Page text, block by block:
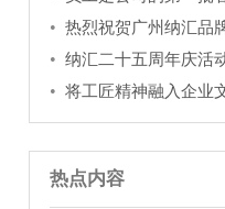
热烈祝贺广州纳汇品
纳汇二十五周年庆活
将工匠精神融入企业
热点内容